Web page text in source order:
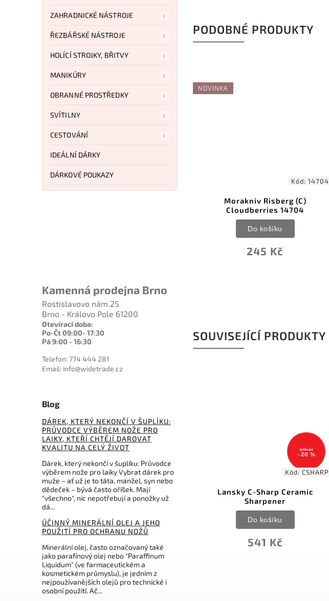
ZAHRADNICKÉ NÁSTROJE
ŘEZBÁŘSKÉ NÁSTROJE
HOLÍCÍ STROJKY, BŘITVY
MANIKÚRY
OBRANNÉ PROSTŘEDKY
SVÍTILNY
CESTOVÁNÍ
IDEÁLNÍ DÁRKY
DÁRKOVÉ POUKAZY
Kamenná prodejna Brno
Rostislavovo nám.25
Brno - Královo Pole 61200
Otevírací doba:
Po-Čt 09:00- 17:30
Pá 9:00 - 16:30
Telefon: 774 444 281
Email: info@widetrade.cz
Blog
DÁREK, KTERÝ NEKONČÍ V ŠUPLÍKU:
PRŮVODCE VÝBĚREM NOŽE PRO
LAIKY, KTEŘÍ CHTĚJÍ DAROVAT
KVALITU NA CELÝ ŽIVOT
Dárek, který nekončí v šuplíku: Průvodce
výběrem nože pro laiky Vybrat dárek pro
muže – ať už je to táta, manžel, syn nebo
dědeček – bývá často oříšek. Mají
"všechno", nic nepotřebují a ponožky už
dá...
ÚČINNÝ MINERÁLNÍ OLEJ A JEHO
POUŽITÍ PRO OCHRANU NOŽŮ
Minerální olej, často označovaný také
jako parafínový olej nebo "Paraffinum
Liquidum" (ve farmaceutickém a
kosmetickém průmyslu), je jedním z
nejpoužívanějších olejů pro technické i
osobní použití. Ač...
PODOBNÉ PRODUKTY
NOVINKA
Kód: 14704
Morakniv Risberg (C)
Cloudberries 14704
245 Kč
Do košíku
SOUVISEJÍCÍ PRODUKTY
Kód:KST412
Okatsune brusný kámen pro
nůžky
399 Kč
Do košíku
679 Kč
–20 %
Kód: CSHARP
Lansky C-Sharp Ceramic
Sharpener
541 Kč
Do košíku